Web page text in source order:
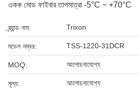
একক মোড ফাইবার তাপমাত্রা -5°C ~ +70°C
ব্র্যান্ড নাম: Trixon
মডেল নম্বর: TSS-1220-31DCR
MOQ: আলোচনাযোগ্য
মূল্য: আলোচনাযোগ্য